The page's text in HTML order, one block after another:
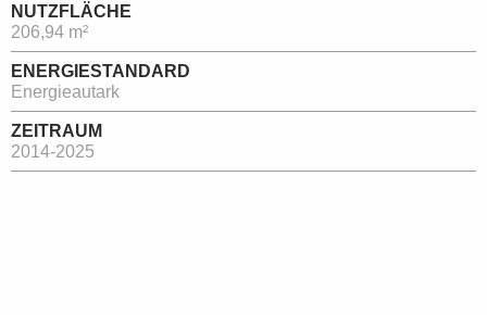
NUTZFLÄCHE
206,94 m²
ENERGIESTANDARD
Energieautark
ZEITRAUM
2014-2025